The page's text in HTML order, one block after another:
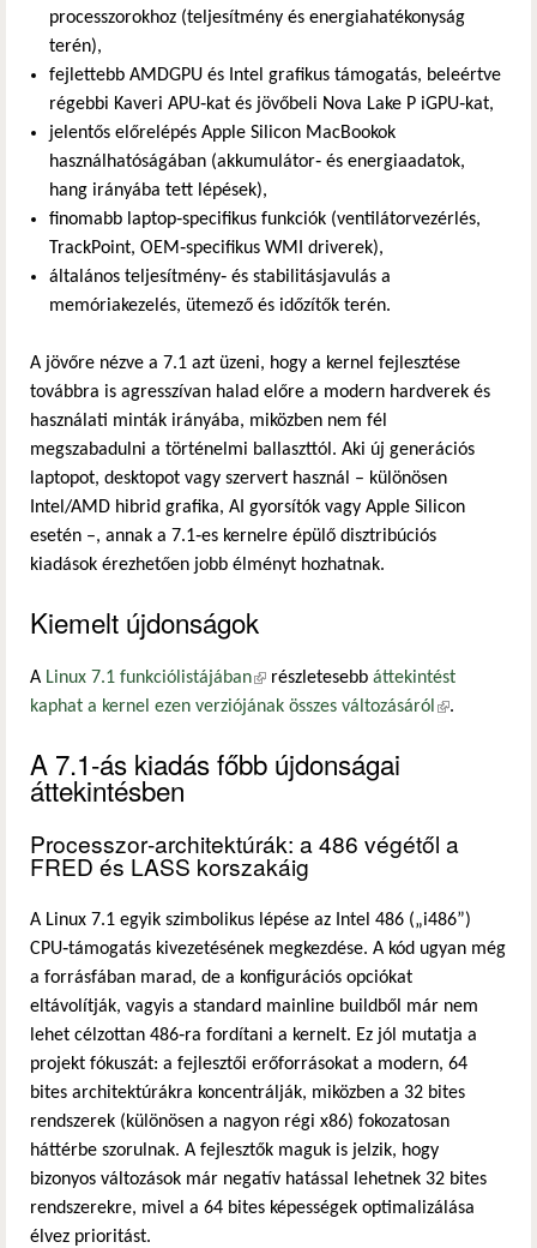
processzorokhoz (teljesítmény és energiahatékonyság
terén),
fejlettebb AMDGPU és Intel grafikus támogatás, beleértve
régebbi Kaveri APU‑kat és jövőbeli Nova Lake P iGPU‑kat,
jelentős előrelépés Apple Silicon MacBookok
használhatóságában (akkumulátor‑ és energiaadatok,
hang irányába tett lépések),
finomabb laptop‑specifikus funkciók (ventilátorvezérlés,
TrackPoint, OEM‑specifikus WMI driverek),
általános teljesítmény‑ és stabilitásjavulás a
memóriakezelés, ütemező és időzítők terén.
A jövőre nézve a 7.1 azt üzeni, hogy a kernel fejlesztése
továbbra is agresszívan halad előre a modern hardverek és
használati minták irányába, miközben nem fél
megszabadulni a történelmi ballaszttól. Aki új generációs
laptopot, desktopot vagy szervert használ – különösen
Intel/AMD hibrid grafika, AI gyorsítók vagy Apple Silicon
esetén –, annak a 7.1‑es kernelre épülő disztribúciós
kiadások érezhetően jobb élményt hozhatnak.
Kiemelt újdonságok
A Linux 7.1 funkciólistájában(külső hivatkozás)
részletesebb áttekintést
kaphat a kernel ezen verziójának összes változásáról (külső
.
A 7.1-ás kiadás főbb újdonságai
áttekintésben
Processzor‑architektúrák: a 486 végétől a
FRED és LASS korszakáig
A Linux 7.1 egyik szimbolikus lépése az Intel 486 („i486”)
CPU‑támogatás kivezetésének megkezdése. A kód ugyan még
a forrásfában marad, de a konfigurációs opciókat
eltávolítják, vagyis a standard mainline buildből már nem
lehet célzottan 486‑ra fordítani a kernelt. Ez jól mutatja a
projekt fókuszát: a fejlesztői erőforrásokat a modern, 64
bites architektúrákra koncentrálják, miközben a 32 bites
rendszerek (különösen a nagyon régi x86) fokozatosan
háttérbe szorulnak. A fejlesztők maguk is jelzik, hogy
bizonyos változások már negatív hatással lehetnek 32 bites
rendszerekre, mivel a 64 bites képességek optimalizálása
élvez prioritást.